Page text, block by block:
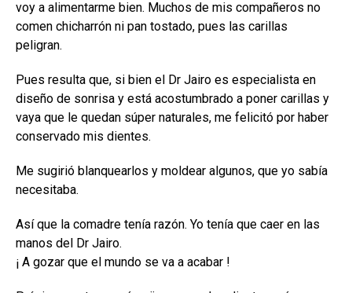
voy a alimentarme bien. Muchos de mis compañeros no
comen chicharrón ni pan tostado, pues las carillas
peligran.
Pues resulta que, si bien el Dr Jairo es especialista en
diseño de sonrisa y está acostumbrado a poner carillas y
vaya que le quedan súper naturales, me felicitó por haber
conservado mis dientes.
Me sugirió blanquearlos y moldear algunos, que yo sabía
necesitaba.
Así que la comadre tenía razón. Yo tenía que caer en las
manos del Dr Jairo.
¡ A gozar que el mundo se va a acabar !